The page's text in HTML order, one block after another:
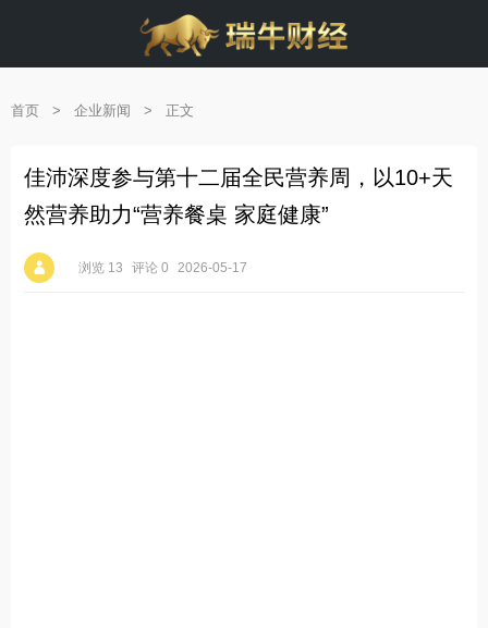
首页 > 企业新闻 > 正文
佳沛深度参与第十二届全民营养周，以10+天
然营养助力“营养餐桌 家庭健康”
浏览 13 评论 0 2026-05-17